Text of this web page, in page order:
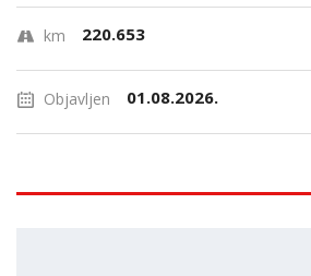
km 220.653
Objavljen 01.08.2026.